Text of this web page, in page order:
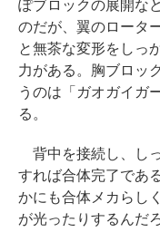
ぽブロックの展開な
のだが、翼のロータ
と無茶な変形をしっ
力がある。胸ブロッ
うのは「ガオガイガ
る。
背中を接続し、し
すれば合体完了であ
かにも合体メカらし
が光ったりするんだ